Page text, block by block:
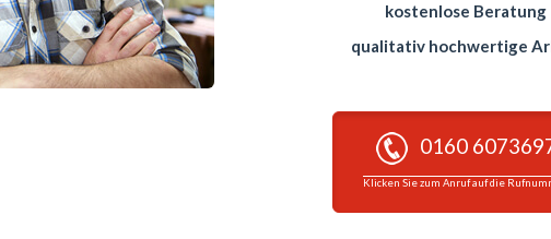
kostenlose Beratung
qualitativ hochwertige
0160
Klicken Sie zum Anruf auf die